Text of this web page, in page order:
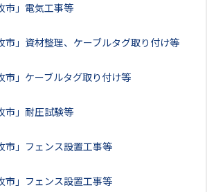
市」電気工事等
市」資材整理、ケーブルタグ取り付け等
市」ケーブルタグ取り付け等
市」耐圧試験等
市」フェンス設置工事等
市」フェンス設置工事等